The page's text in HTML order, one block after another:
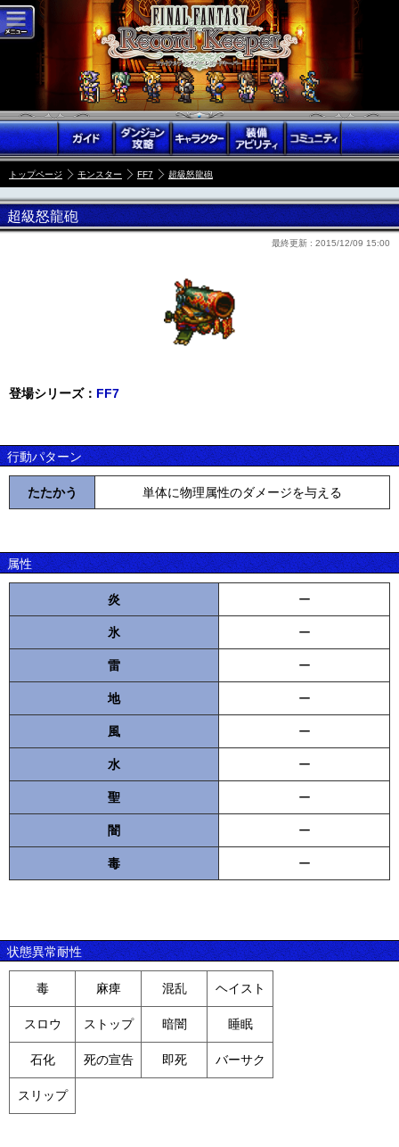
トップページ モンスター FF7 超級怒龍砲
超級怒龍砲
最終更新 : 2015/12/09 15:00
登場シリーズ： FF7
行動パターン
たたかう 単体に物理属性のダメージを与える
属性
炎 ー
氷 ー
雷 ー
地 ー
風 ー
水 ー
聖 ー
闇 ー
毒 ー
状態異常耐性
毒 麻痺 混乱 ヘイスト
スロウ ストップ 暗闇 睡眠
石化 死の宣告 即死 バーサク
スリップ